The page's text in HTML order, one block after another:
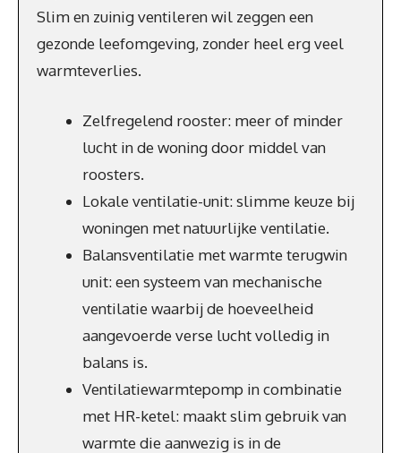
Slim en zuinig ventileren wil zeggen een
gezonde leefomgeving, zonder heel erg veel
warmteverlies.
Zelfregelend rooster: meer of minder
lucht in de woning door middel van
roosters.
Lokale ventilatie-unit: slimme keuze bij
woningen met natuurlijke ventilatie.
Balansventilatie met warmte terugwin
unit: een systeem van mechanische
ventilatie waarbij de hoeveelheid
aangevoerde verse lucht volledig in
balans is.
Ventilatiewarmtepomp in combinatie
met HR-ketel: maakt slim gebruik van
warmte die aanwezig is in de